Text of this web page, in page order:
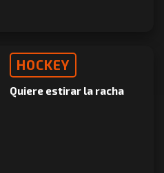
HOCKEY
Quiere estirar la racha